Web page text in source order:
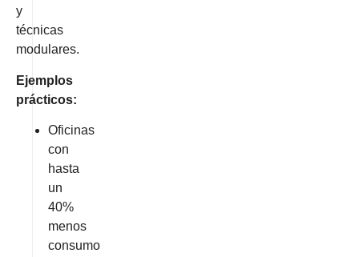
y
técnicas
modulares.
Ejemplos
prácticos:
Oficinas
con
hasta
un
40%
menos
consumo